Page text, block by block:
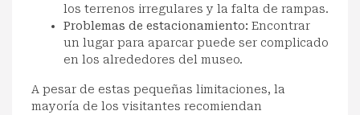
los terrenos irregulares y la falta de rampas.
Problemas de estacionamiento: Encontrar
un lugar para aparcar puede ser complicado
en los alrededores del museo.
A pesar de estas pequeñas limitaciones, la
mayoría de los visitantes recomiendan